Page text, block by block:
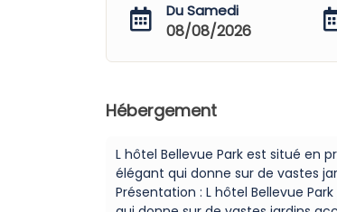
Du Samedi
08/08/2026
Hébergement
L hôtel Bellevue Park est situé en
élégant qui donne sur de vastes
Présentation : L hôtel Bellevue